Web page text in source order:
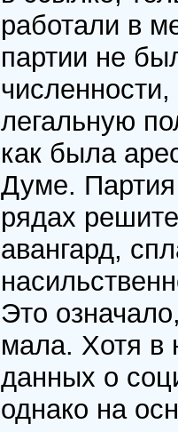
работали в
партии не
легальную
как была
Думе.
рядах
авангард,
Это
мала. Хотя в
данных о
однако на